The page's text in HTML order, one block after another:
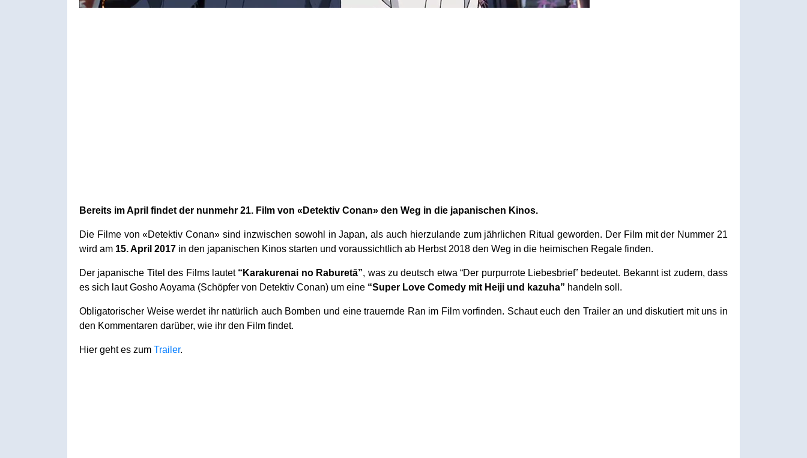
Bereits im April findet der nunmehr 21. Film von «Detektiv Conan» den Weg in die japanischen Kinos.
Die Filme von «Detektiv Conan» sind inzwischen sowohl in Japan, als auch hierzulande zum jährlichen Ritual geworden. Der Film mit der Nummer 21
wird am 15. April 2017 in den japanischen Kinos starten und voraussichtlich ab Herbst 2018 den Weg in die heimischen Regale finden.
Der japanische Titel des Films lautet “Karakurenai no Raburetā”, was zu deutsch etwa “Der purpurrote Liebesbrief” bedeutet. Bekannt ist zudem, dass
es sich laut Gosho Aoyama (Schöpfer von Detektiv Conan) um eine “Super Love Comedy mit Heiji und kazuha” handeln soll.
Obligatorischer Weise werdet ihr natürlich auch Bomben und eine trauernde Ran im Film vorfinden. Schaut euch den Trailer an und diskutiert mit uns in
den Kommentaren darüber, wie ihr den Film findet.
Hier geht es zum Trailer.